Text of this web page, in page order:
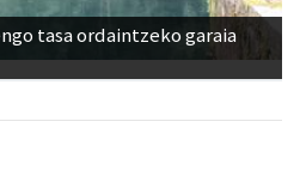
tasa ordaintzeko garaia